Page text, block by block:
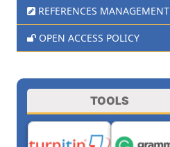
REFERENCES MANAGEMENT
OPEN ACCESS POLICY
TOOLS